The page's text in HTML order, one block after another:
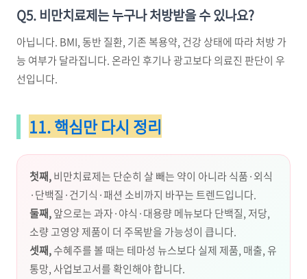
Q5. 비만치료제는 누구나 처방받을 수 있나요?
아닙니다. BMI, 동반 질환, 기존 복용약, 건강 상태에 따라 처방 가
능 여부가 달라집니다. 온라인 후기나 광고보다 의료진 판단이 우
선입니다.
11. 핵심만 다시 정리
첫째,비만치료제는 단순히 살 빼는 약이 아니라 식품·외식
·단백질·건기식·패션 소비까지 바꾸는 트렌드입니다.
둘째,앞으로는 과자·야식·대용량 메뉴보다 단백질, 저당,
소량 고영양 제품이 더 주목받을 가능성이 큽니다.
셋째,수혜주를 볼 때는 테마성 뉴스보다 실제 제품, 매출, 유
통망, 사업보고서를 확인해야 합니다.